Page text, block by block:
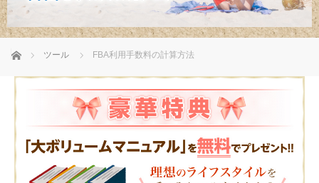
ホーム ツール FBA利用手数料の計算方法